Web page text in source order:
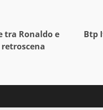
tra Ronaldo e
Btp